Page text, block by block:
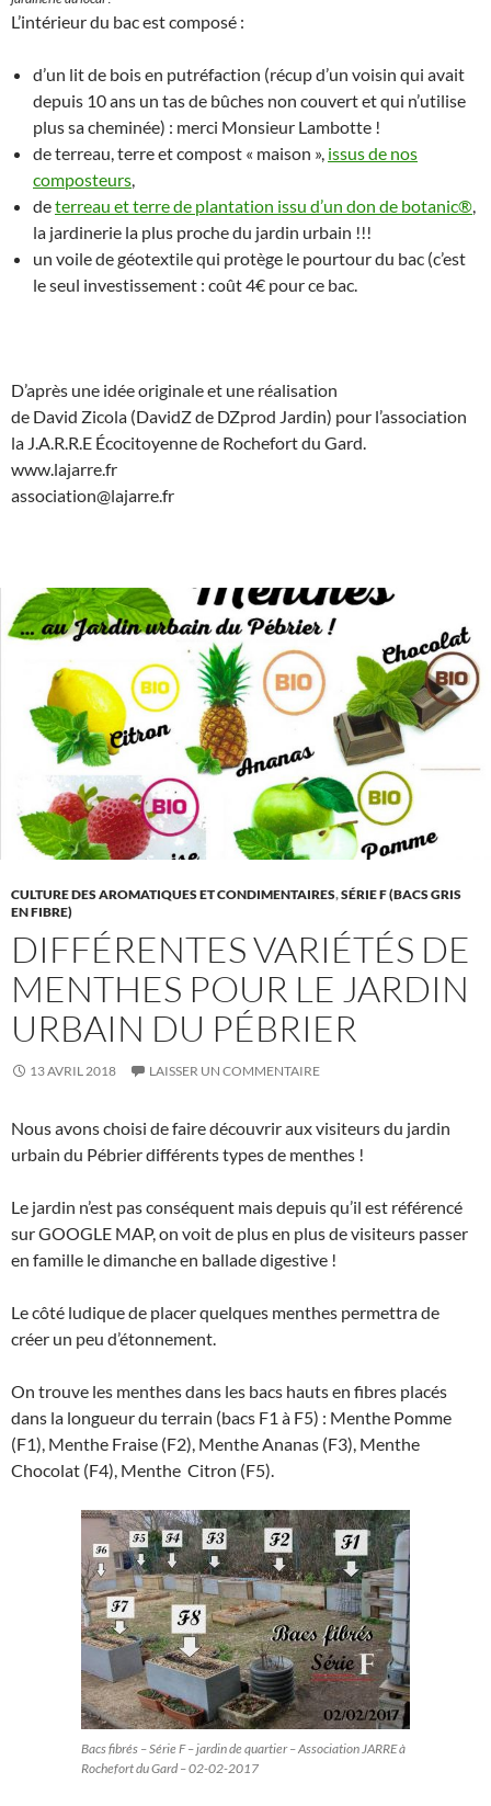
L’intérieur du bac est composé :
d’un lit de bois en putréfaction (récup d’un voisin qui avait
depuis 10 ans un tas de bûches non couvert et qui n’utilise
plus sa cheminée) : merci Monsieur Lambotte !
de terreau, terre et compost « maison », issus de nos
composteurs,
deterreau et terre de plantation issu d’un don de botanic®,
la jardinerie la plus proche du jardin urbain !!!
un voile de géotextile qui protège le pourtour du bac (c’est
le seul investissement : coût 4€ pour ce bac.
D’après une idée originale et une réalisation
de David Zicola (DavidZ de DZprod Jardin) pour l’association
la J.A.R.R.E Écocitoyenne de Rochefort du Gard.
www.lajarre.fr
association@lajarre.fr
CULTURE DES AROMATIQUES ET CONDIMENTAIRES,SÉRIE F (BACS GRIS
EN FIBRE)
DIFFÉRENTES VARIÉTÉS DE
MENTHES POUR LE JARDIN
URBAIN DU PÉBRIER
13 AVRIL 2018 LAISSER UN COMMENTAIRE
Nous avons choisi de faire découvrir aux visiteurs du jardin
urbain du Pébrier différents types de menthes !
Le jardin n’est pas conséquent mais depuis qu’il est référencé
sur GOOGLE MAP, on voit de plus en plus de visiteurs passer
en famille le dimanche en ballade digestive !
Le côté ludique de placer quelques menthes permettra de
créer un peu d’étonnement.
On trouve les menthes dans les bacs hauts en fibres placés
dans la longueur du terrain (bacs F1 à F5) : Menthe Pomme
(F1), Menthe Fraise (F2), Menthe Ananas (F3), Menthe
Chocolat (F4), Menthe Citron (F5).
Bacs fibrés – Série F – jardin de quartier – Association JARRE à
Rochefort du Gard – 02-02-2017